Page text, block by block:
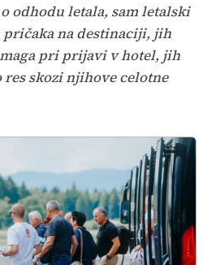
odhodu letala, sam letalski
na destinaciji, jih
pri prijavi v hotel, jih
skozi njihove celotne